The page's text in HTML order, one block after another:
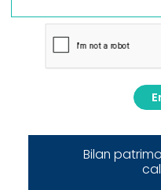
Bilan